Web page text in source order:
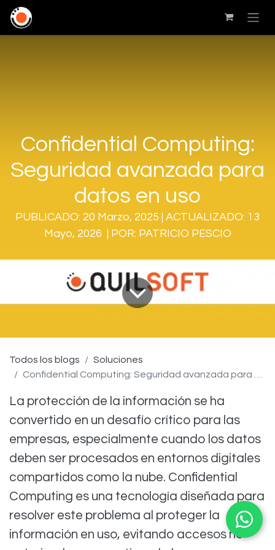
Confidential Computing:
Seguridad avanzada para
datos en uso
PUBLICADO: 20 Marzo, 2025 | ACTUALIZADO: 13
Mayo, 2026 | POR: PATRICIO PESCIO
Todos los blogs
Soluciones
Confidential Computing: Seguridad avanzada para datos en uso
La protección de la información se ha
convertido en un desafío crítico para las
empresas, especialmente cuando los datos
deben ser procesados en entornos digitales
compartidos como la nube. Confidential
Computing es una tecnología diseñada para
resolver este problema al proteger la
información en uso, evitando accesos no